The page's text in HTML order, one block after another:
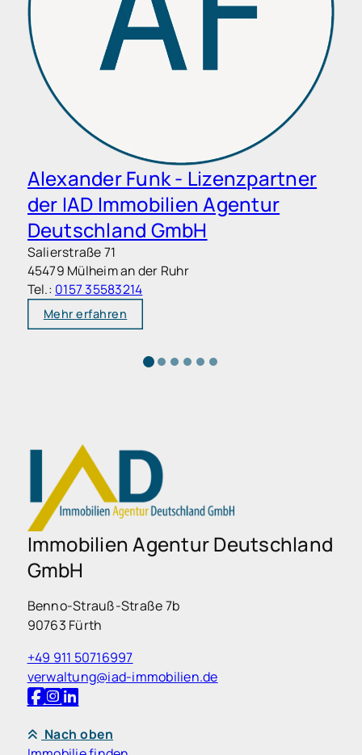
Alexander Funk - Lizenzpartner
der IAD Immobilien Agentur
Deutschland GmbH
Salierstraße 71
45479 Mülheim an der Ruhr
Tel.: 0157 35583214
Mehr erfahren
Immobilien Agentur Deutschland
GmbH
Benno-Strauß-Straße 7b
90763 Fürth
+49 911 50716997
verwaltung@iad-immobilien.de
Nach oben